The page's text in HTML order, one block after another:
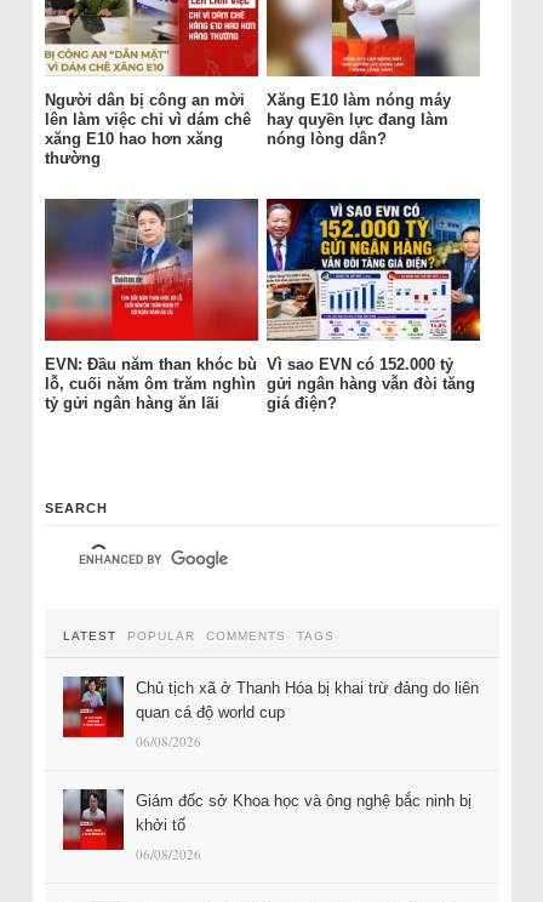
Người dân bị công an mời
lên làm việc chỉ vì dám chê
xăng E10 hao hơn xăng
thường
Xăng E10 làm nóng máy
hay quyền lực đang làm
nóng lòng dân?
EVN: Đầu năm than khóc bù
lỗ, cuối năm ôm trăm nghìn
tỷ gửi ngân hàng ăn lãi
Vì sao EVN có 152.000 tỷ
gửi ngân hàng vẫn đòi tăng
giá điện?
SEARCH
LATEST POPULAR COMMENTS TAGS
Chủ tịch xã ở Thanh Hóa bị khai trừ đảng do liên
quan cá độ world cup
06/08/2026
Giám đốc sở Khoa học và ông nghệ bắc ninh bị
khởi tố
06/08/2026